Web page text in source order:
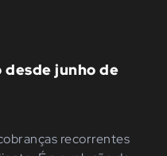
junho de
recorrentes